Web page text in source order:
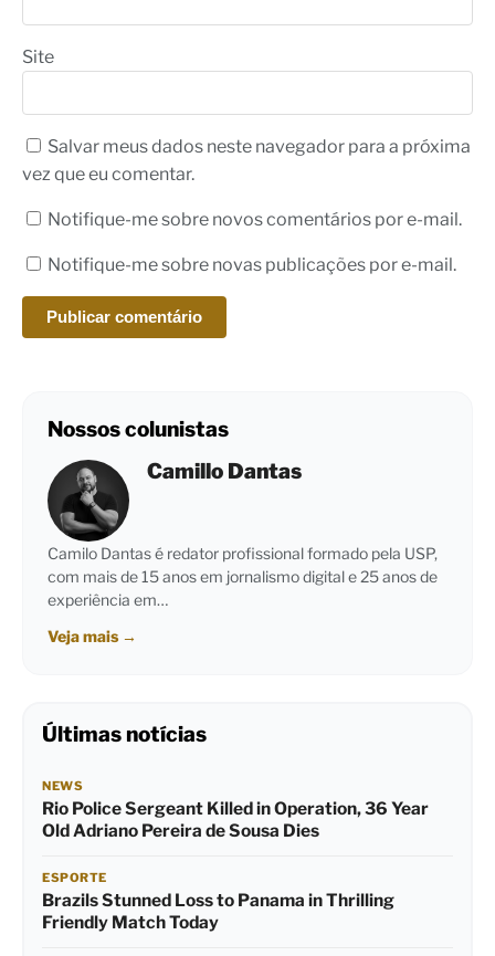
Site
Salvar meus dados neste navegador para a próxima
vez que eu comentar.
Notifique-me sobre novos comentários por e-mail.
Notifique-me sobre novas publicações por e-mail.
Nossos colunistas
Camillo Dantas
Camilo Dantas é redator profissional formado pela USP,
com mais de 15 anos em jornalismo digital e 25 anos de
experiência em…
Veja mais →
Últimas notícias
NEWS
Rio Police Sergeant Killed in Operation, 36 Year
Old Adriano Pereira de Sousa Dies
ESPORTE
Brazils Stunned Loss to Panama in Thrilling
Friendly Match Today